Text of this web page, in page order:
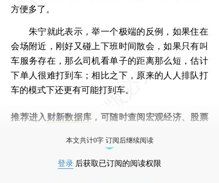
方便多了。
朱宁就此表示，举一个极端的反例，如果住在
会场附近，刚好又碰上下班时间散会，如果只有叫
车服务存在，那么司机看单子的距离那么短，估计
下单人很难打到车；相比之下，原来的人人排队打
车的模式下还更有可能打到车。
推荐进入 财新数据库 ，可随时查阅宏观经济、股票
本文共计0字 订阅后继续阅读
登录 后获取已订阅的阅读权限